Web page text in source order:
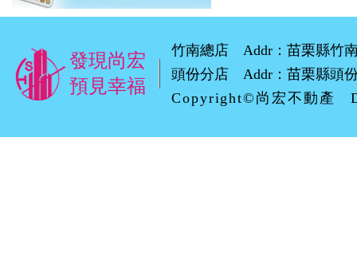
發現尚宏
預見幸福
竹南總店 Addr：苗栗縣竹
頭份分店 Addr：苗栗縣頭
Copyright©尚宏不動產